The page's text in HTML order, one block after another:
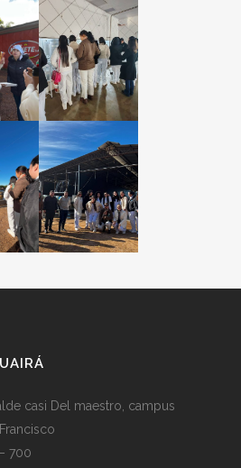
casi Del maestro, campus
700